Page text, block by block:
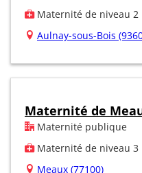
Maternité de niveau 2
Aulnay-sous-Bois
Maternité de
Maternité publique
Maternité de niveau 3
Meaux (77100)